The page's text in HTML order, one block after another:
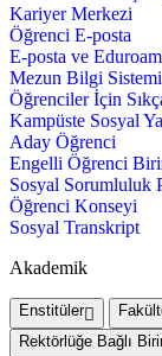
Kariyer Merkezi
Öğrenci E-posta
E-posta ve
Mezun Bilgi Sistemi
Öğrenciler İçin
Kampüste Sosyal
Aday Öğrenci
Engelli Öğrenci
Sosyal Sorumluluk
Öğrenci Konseyi
Sosyal Transkript
Akademik
Enstitüler
Rektörlüğe Bağlı